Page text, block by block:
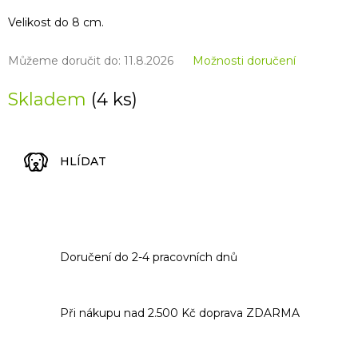
Skladem (4 ks)
Můžeme doručit do: 11.8.2026 Možnosti doručení
Velikost do 8 cm.
HLÍDAT
Doručení do 2-4 pracovních dnů
Při nákupu nad 2.500 Kč doprava ZDARMA